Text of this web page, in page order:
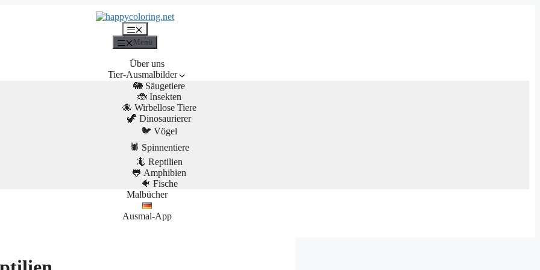
Menü
Über uns
Tier-Ausmalbilder
🐘 Säugetiere
🐞 Insekten
🐙 Wirbellose Tiere
🦖 Dinosaurierer
🐦 Vögel
🕷️ Spinnentiere
🦎 Reptilien
🐸 Amphibien
🐠 Fische
Malbücher
Ausmal-App